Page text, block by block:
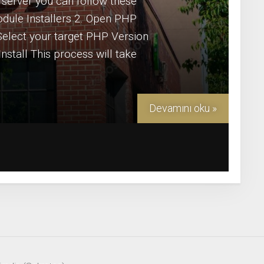
Installers 2. Open PHP
your target PHP Version
This process will take
Devamını oku »